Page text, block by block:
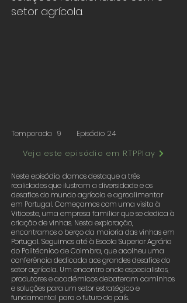
setor agrícola.
Temporada 9 Episódio 24
Veja este episódio em RTPPlay
Neste episódio, damos destaque a três
realidades que ilustram a diversidade e os
desafios do mundo agrícola e agroalimentar
em Portugal. Começamos com uma visita à
Vitioeste, uma empresa familiar que se dedica à
criação de vinhas. Nesta exploração,
encontramos o berço da maioria das vinhas em
Portugal. Seguimos até à Escola Superior Agrária
do Politécnico de Coimbra, que acolheu uma
conferência dedicada aos grandes desafios do
setor agrícola. Um encontro onde especialistas,
produtores e académicos debateram caminhos
e soluções para um setor estratégico e
fundamental para o futuro do país.